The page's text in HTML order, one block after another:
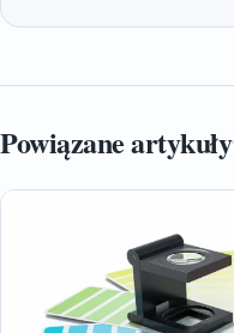
Powiązane artykuły